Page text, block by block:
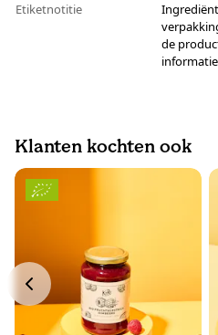
Etiketnotitie
de
Klanten kochten ook